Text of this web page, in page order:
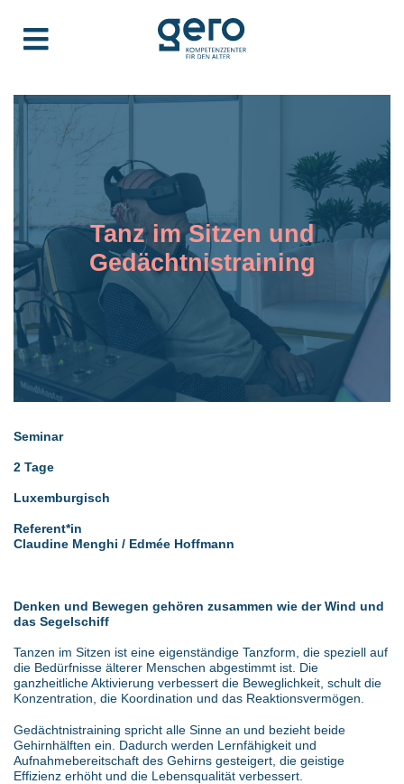
Tanz im Sitzen und
Gedächtnistraining
Seminar
2 Tage
Luxemburgisch
Referent*in
Claudine Menghi / Edmée Hoffmann
Denken und Bewegen gehören zusammen wie der Wind und
das Segelschiff
Tanzen im Sitzen ist eine eigenständige Tanzform, die speziell auf
die Bedürfnisse älterer Menschen abgestimmt ist. Die
ganzheitliche Aktivierung verbessert die Beweglichkeit, schult die
Konzentration, die Koordination und das Reaktionsvermögen.
Gedächtnistraining spricht alle Sinne an und bezieht beide
Gehirnhälften ein. Dadurch werden Lernfähigkeit und
Aufnahmebereitschaft des Gehirns gesteigert, die geistige
Effizienz erhöht und die Lebensqualität verbessert.